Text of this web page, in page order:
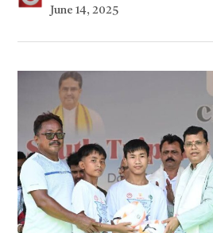
June 14, 2025